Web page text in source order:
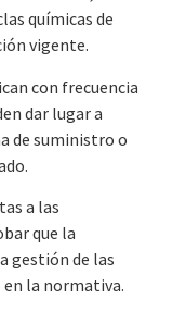
químicas de
vigente.
con frecuencia
dar lugar a
de suministro o
a las
que la
gestión de las
en la normativa.